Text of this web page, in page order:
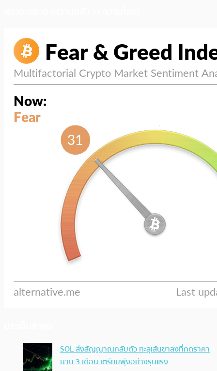
SOL ส่งสัญญาณกลับตัว ทะลุเส้นขาลงที่กดราคา
นาน 3 เดือน เตรียมพุ่งอย่างรุนแรง